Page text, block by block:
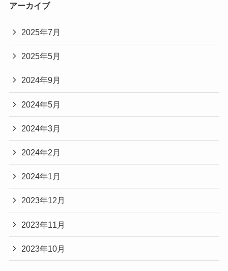
アーカイブ
2025年7月
2025年5月
2024年9月
2024年5月
2024年3月
2024年2月
2024年1月
2023年12月
2023年11月
2023年10月